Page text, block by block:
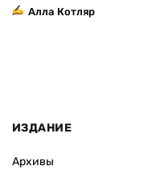
Алла Котляр
ИЗДАНИЕ
Архивы